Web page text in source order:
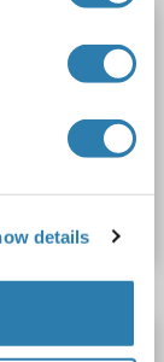
details
tag)